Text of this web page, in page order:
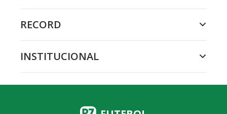
RECORD
INSTITUCIONAL